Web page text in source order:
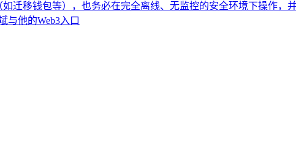
迁移钱包等），也务必在完全离线、无监控的安全环境下操作，
与他的Web3入口